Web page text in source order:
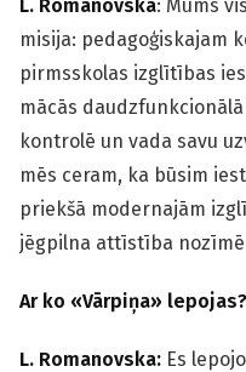
L. Romanovska: Mums
misija: pedagoģiskajam
pirmsskolas izglītības
mācās
kontrolē un vada savu
mēs ceram, ka būsim
priekšā modernajām
jēgpilna attīstība
Ar ko «Vārpiņa» lepojas?
L. Romanovska: Es